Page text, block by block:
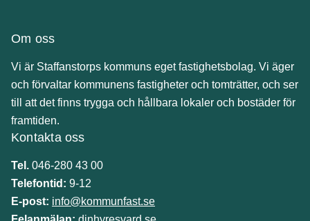
Om oss
Vi är Staffanstorps kommuns eget fastighetsbolag. Vi äger
och förvaltar kommunens fastigheter och tomträtter, och ser
till att det finns trygga och hållbara lokaler och bostäder för
framtiden.
Kontakta oss
Tel. 046-280 43 00
Telefontid: 9-12
E-post: info@kommunfast.se